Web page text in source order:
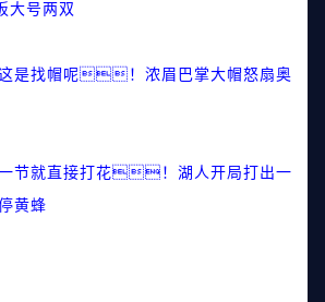
大号两双
是找帽呢！浓眉巴掌大帽怒扇奥
节就直接打花！湖人开局打出一
黄蜂